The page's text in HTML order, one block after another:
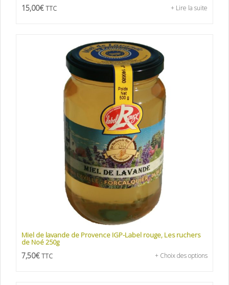
15,00€ TTC + Lire la suite
Miel de lavande de Provence IGP-Label rouge, Les ruchers
de Noé 250g
7,50€ TTC + Choix des options